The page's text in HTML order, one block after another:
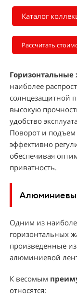
Каталог
Рассчитать
наиболее
солнцезащитной
высокую
удобство
Поворот и подъем
эффективно
обеспечивая
приватность.
Одним из
горизонтальных
произведенные
алюминиевой
К весомым
относятся: